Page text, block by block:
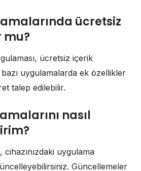
ücretsiz
mu?
ücretsiz içerik
uygulamalarda ek özellikler
talep edilebilir.
nasıl
cihazınızdaki uygulama
Güncellemeler